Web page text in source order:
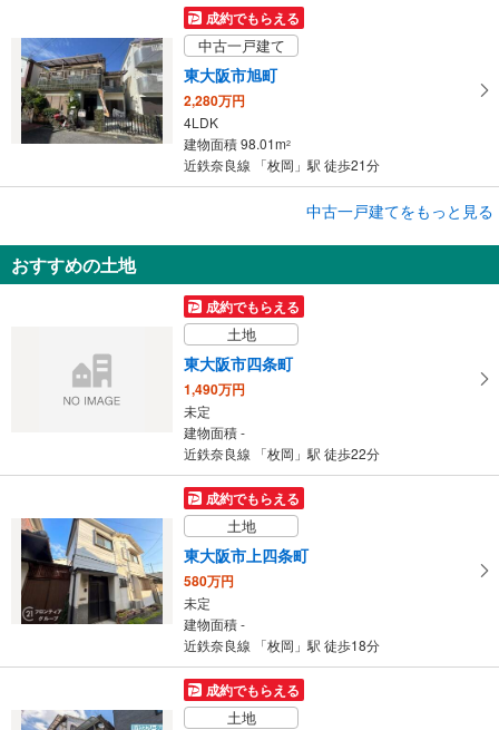
成約でもらえる
中古一戸建て
東大阪市旭町
2,280万円
4LDK
建物面積 98.01m2
近鉄奈良線 「枚岡」駅 徒歩21分
1,480万円
3LDK
建物面積 105.02m
近鉄奈良線 「枚岡」駅 徒歩21分
中古一戸建てをもっと見る
おすすめの土地
成約でもらえる
土地
東大阪市四条町
1,490万円
未定
建物面積 -
近鉄奈良線 「枚岡」駅 徒歩22分
成約でもらえる
土地
東大阪市上四条町
580万円
未定
建物面積 -
近鉄奈良線 「枚岡」駅 徒歩18分
成約でもらえる
土地